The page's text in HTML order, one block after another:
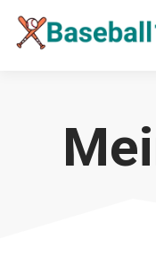
Zum
Inhalt